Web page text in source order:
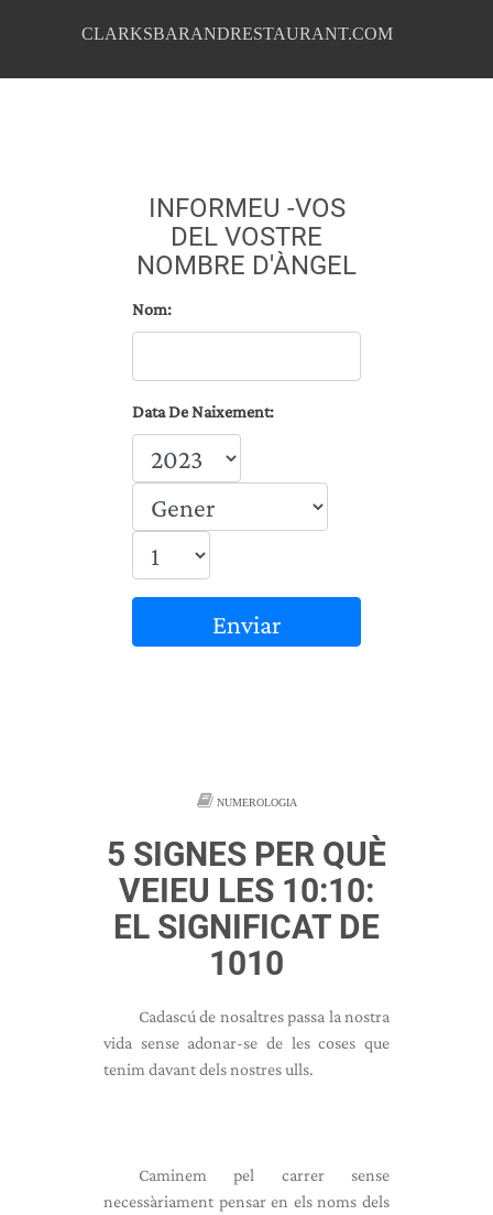
CLARKSBARANDRESTAURANT.COM
INFORMEU -VOS
DEL VOSTRE
NOMBRE D'ÀNGEL
Nom:
Data De Naixement:
Enviar
NUMEROLOGIA
5 SIGNES PER QUÈ
VEIEU LES 10:10:
EL SIGNIFICAT DE
1010
Cadascú de nosaltres passa la nostra
vida sense adonar-se de les coses que
tenim davant dels nostres ulls.
Caminem pel carrer sense
necessàriament pensar en els noms dels